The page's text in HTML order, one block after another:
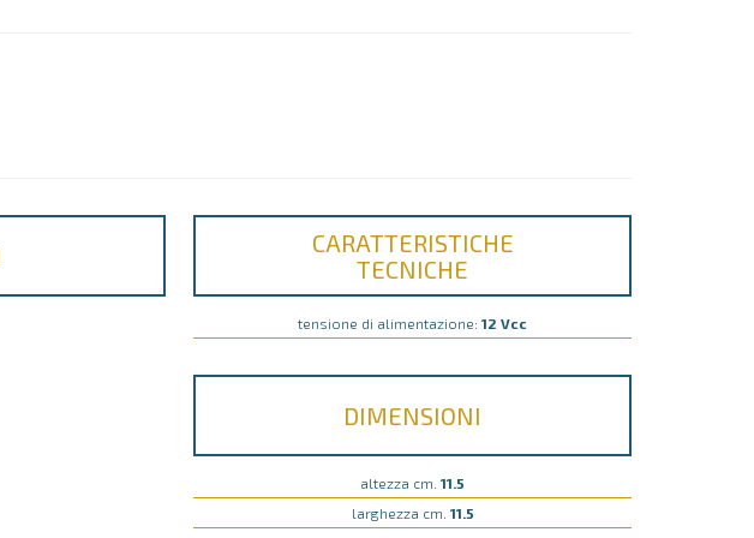
CARATTERISTICHE
TECNICHE
tensione di alimentazione:12 Vcc
DIMENSIONI
altezza cm.11.5
larghezza cm. 11.5